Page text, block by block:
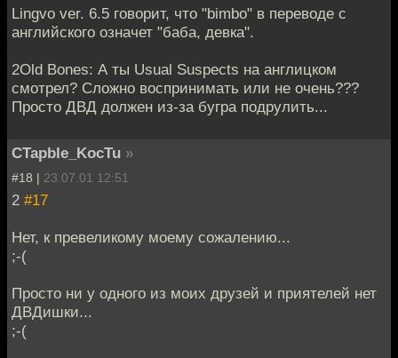
Lingvo ver. 6.5 говорит, что "bimbo" в переводе с
английского означет "баба, девка".
2Old Bones: А ты Usual Suspects на англицком
смотрел? Сложно воспринимать или не очень???
Просто ДВД должен из-за бугра подрулить...
CTapbIe_KocTu »
#18 | 23.07.01 12:51
2 #17
Нет, к превеликому моему сожалению...
;-(
Просто ни у одного из моих друзей и приятелей нет
ДВДишки...
;-(